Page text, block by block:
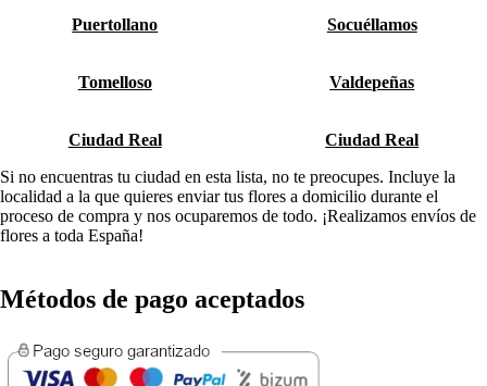
Puertollano Socuéllamos
Tomelloso Valdepeñas
Ciudad Real
Ciudad Real
Si no encuentras tu ciudad en esta lista, no te preocupes. Incluye la
localidad a la que quieres enviar tus flores a domicilio durante el
proceso de compra y nos ocuparemos de todo. ¡Realizamos envíos de
flores a toda España!
Métodos de pago aceptados